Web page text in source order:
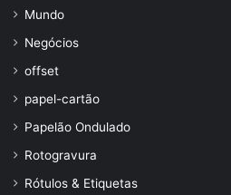
Mundo
Negócios
offset
papel-cartão
Papelão Ondulado
Rotogravura
Rótulos & Etiquetas